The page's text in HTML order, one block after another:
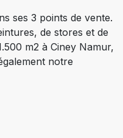
ses 3 points de vente.
de stores et de
m2 à Ciney Namur,
notre